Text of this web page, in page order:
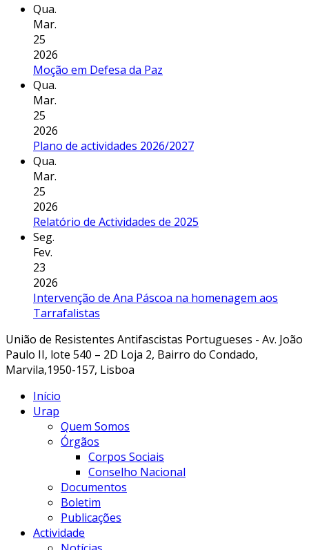
Qua.
Mar.
25
2026
Moção em Defesa da Paz
Qua.
Mar.
25
2026
Plano de actividades 2026/2027
Qua.
Mar.
25
2026
Relatório de Actividades de 2025
Seg.
Fev.
23
2026
Intervenção de Ana Páscoa na homenagem aos
Tarrafalistas
União de Resistentes Antifascistas Portugueses - Av. João
Paulo II, lote 540 – 2D Loja 2, Bairro do Condado,
Marvila,1950-157, Lisboa
Início
Urap
Quem Somos
Órgãos
Corpos Sociais
Conselho Nacional
Documentos
Boletim
Publicações
Actividade